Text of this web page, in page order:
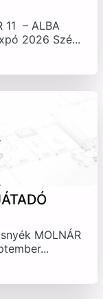
11 – ALBA
2026 Szé...
MOLNÁR